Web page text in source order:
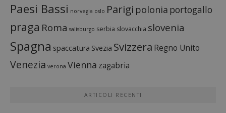
Paesi Bassi norvegia oslo Parigi polonia portogallo
praga Roma salisburgo serbia slovacchia slovenia
Spagna spaccatura Svezia Svizzera Regno Unito
Venezia verona Vienna zagabria
ARTICOLI RECENTI